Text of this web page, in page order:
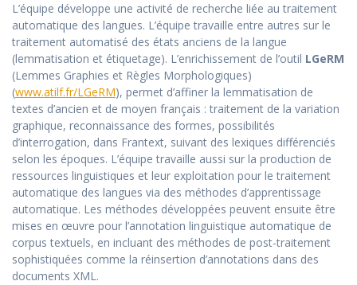
L’équipe développe une activité de recherche liée au traitement
automatique des langues. L’équipe travaille entre autres sur le
traitement automatisé des états anciens de la langue
(lemmatisation et étiquetage). L’enrichissement de l’outil LGeRM
(Lemmes Graphies et Règles Morphologiques)
(www.atilf.fr/LGeRM), permet d’affiner la lemmatisation de
textes d’ancien et de moyen français : traitement de la variation
graphique, reconnaissance des formes, possibilités
d’interrogation, dans Frantext, suivant des lexiques différenciés
selon les époques. L’équipe travaille aussi sur la production de
ressources linguistiques et leur exploitation pour le traitement
automatique des langues via des méthodes d’apprentissage
automatique. Les méthodes développées peuvent ensuite être
mises en œuvre pour l’annotation linguistique automatique de
corpus textuels, en incluant des méthodes de post-traitement
sophistiquées comme la réinsertion d’annotations dans des
documents XML.